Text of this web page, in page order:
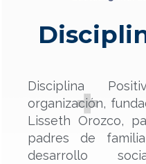
Disciplina
organización,
Lisseth Orozco,
padres de
desarrollo